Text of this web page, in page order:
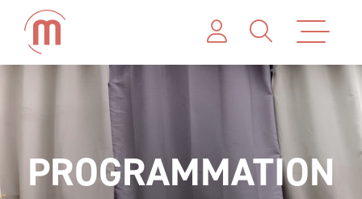
PROGRAMMATION